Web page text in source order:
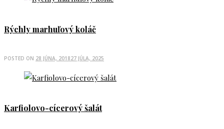
Rýchly marhuľový koláč
POSTED ON 28 JÚNA, 201827 JÚLA, 2025
Karfiolovo-cícerový šalát